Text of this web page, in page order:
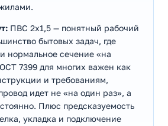
ПВС 2х1,5 — понятный рабочий
бытовых задач, где
нормальное сечение «на
7399 для многих важен как
и требованиям,
идет не «на один раз», а
Плюс предсказуемость
укладка и подключение